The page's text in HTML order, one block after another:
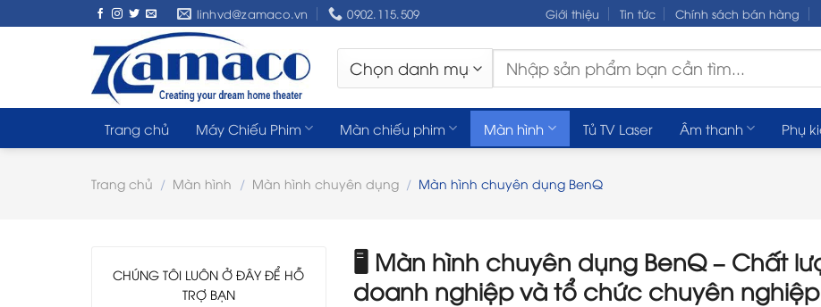
to
linhvd@zamaco.vn 0902.115.509 Giới thiệu Tin tức Chính sách bán hàng
Tìm
kiếm:
Trang chủ Máy Chiếu Phim Màn chiếu phim Màn hình Tủ TV Laser Âm thanh Phụ
Trang chủ / Màn hình / Màn hình chuyên dụng / Màn hình chuyên dụng BenQ
CHÚNG TÔI LUÔN Ở ĐÂY ĐỂ HỖ
TRỢ BẠN
🖥️ Màn hình chuyên dụng BenQ – Chất
doanh nghiệp và tổ chức chuyên nghiệp